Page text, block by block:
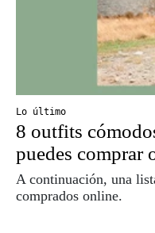
Lo último
8 outfits
puedes comprar
A continuación, una
comprados online.